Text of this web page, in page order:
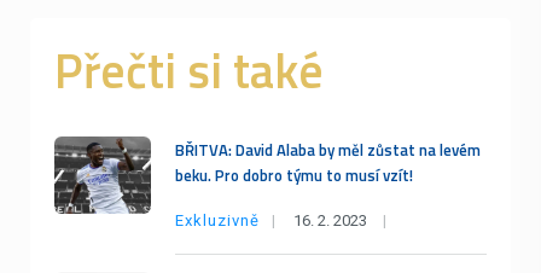
Přečti si také
BŘITVA: David Alaba by měl zůstat na levém
beku. Pro dobro týmu to musí vzít!
Exkluzivně 16. 2. 2023